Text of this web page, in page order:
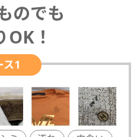
のでも
OK！
ス1